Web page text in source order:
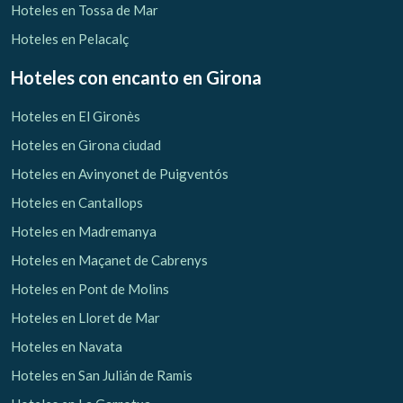
Hoteles en Tossa de Mar
Hoteles en Pelacalç
Hoteles con encanto en Girona
Hoteles en El Gironès
Hoteles en Girona ciudad
Hoteles en Avinyonet de Puigventós
Hoteles en Cantallops
Hoteles en Madremanya
Hoteles en Maçanet de Cabrenys
Hoteles en Pont de Molins
Hoteles en Lloret de Mar
Hoteles en Navata
Hoteles en San Julián de Ramis